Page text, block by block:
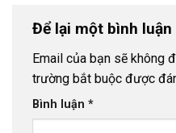
Để lại một bình luận
Email của bạn sẽ không
trường bắt buộc được
Bình luận *